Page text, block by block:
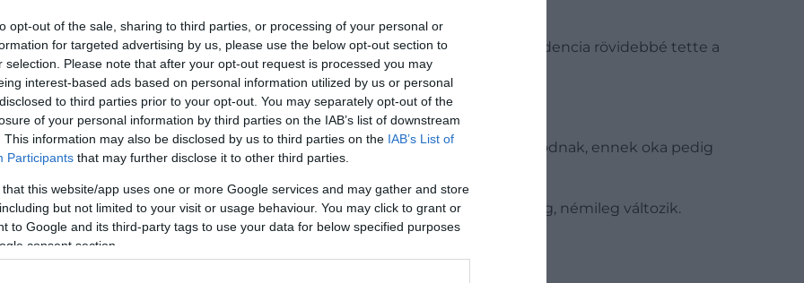
opt-out of the sale, sharing to third parties, or processing of your personal or
for targeted advertising by us, please use the below opt-out section to
selection. Please note that after your opt-out request is processed you may
interest-based ads based on personal information utilized by us or personal
to third parties prior to your opt-out. You may separately opt-out of the
of your personal information by third parties on the IAB’s list of downstream
This information may also be disclosed by us to third parties on the IAB’s List of
Participants that may further disclose it to other third parties.
that this website/app uses one or more Google services and may gather and store
but not limited to your visit or usage behaviour. You may click to grant or
to Google and its third-party tags to use your data for below specified purposes
consent section.
amely meghatározza, hogy egy nap milyen hosszú – felgyorsult. Ez a tendencia rövidebbé tette a
legrövidebb napjának rekordja.
gyorsulás furcsa módon átváltott lassulásba, és a napok ismét hosszabbodnak, ennek oka pedig
cikkében.
24 óra, a Föld tényleges ideje, amely alatt egyetlen fordulatot tesz meg, némileg változik.
86 400 másodperc.